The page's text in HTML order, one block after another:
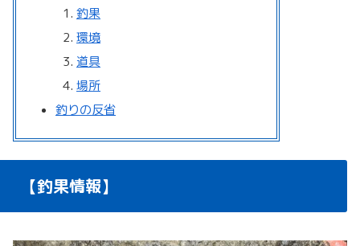
釣果
環境
道具
場所
釣りの反省
【釣果情報】